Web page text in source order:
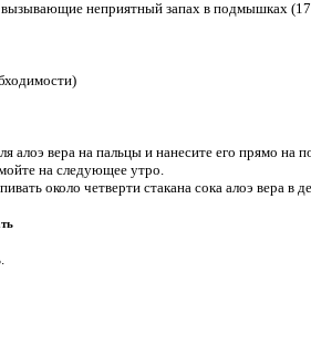
вызывающие неприятный запах в подмышках
алоэ вера на пальцы и нанесите его прямо на
на следующее утро.
около четверти стакана сока алоэ вера в